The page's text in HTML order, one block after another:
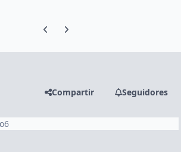
Previous carousel slide
Next carousel slide
Compartir Seguidores